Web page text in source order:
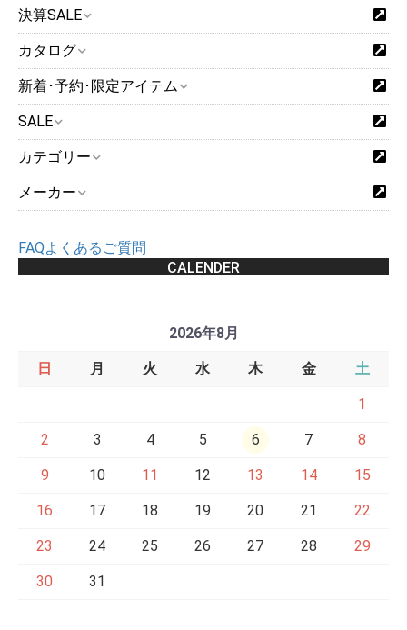
決算SALE
カタログ
新着･予約･限定アイテム
SALE
カテゴリー
メーカー
FAQよくあるご質問
CALENDER
2026年8月
日 月 火 水 木 金 土
1
2 3 4 5 6 7 8
9 10 11 12 13 14 15
16 17 18 19 20 21 22
23 24 25 26 27 28 29
30 31